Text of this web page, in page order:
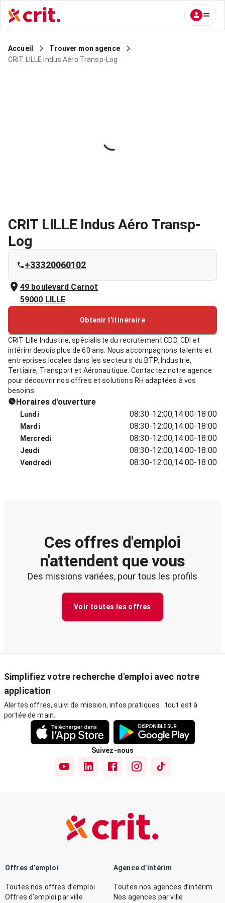
Accueil
Trouver mon agence
CRIT LILLE Indus Aéro Transp-Log
CRIT LILLE Indus Aéro Transp-
Log
+33320060102
49 boulevard Carnot
59000 LILLE
Obtenir l'itinéraire
CRIT Lille Industrie, spécialiste du recrutement CDD, CDI et
intérim depuis plus de 60 ans. Nous accompagnons talents et
entreprises locales dans les secteurs du BTP, Industrie,
Tertiaire, Transport et Aéronautique. Contactez notre agence
pour découvrir nos offres et solutions RH adaptées à vos
besoins.
Horaires d'ouverture
Lundi 08:30-12:00,14:00-18:00
Mardi 08:30-12:00,14:00-18:00
Mercredi 08:30-12:00,14:00-18:00
Jeudi 08:30-12:00,14:00-18:00
Vendredi 08:30-12:00,14:00-18:00
Ces offres d'emploi
n'attendent que vous
Des missions variées, pour tous les profils
Voir toutes les offres
Simplifiez votre recherche d'emploi avec notre
application
Alertes offres, suivi de mission, infos pratiques : tout est à
portée de main.
Suivez-nous
Offres d’emploi
Toutes nos offres d’emploi
Offres d’emploi par ville
Agence d’intérim
Toutes nos agences d’intérim
Nos agences par ville